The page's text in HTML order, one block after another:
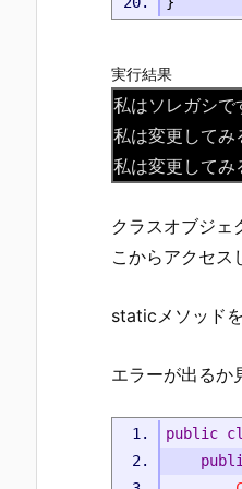
実行結果
私はソレガシで
私は変更してみ
私は変更してみ
クラスオブジェ
こからアクセス
staticメソッド
エラーが出るか
public